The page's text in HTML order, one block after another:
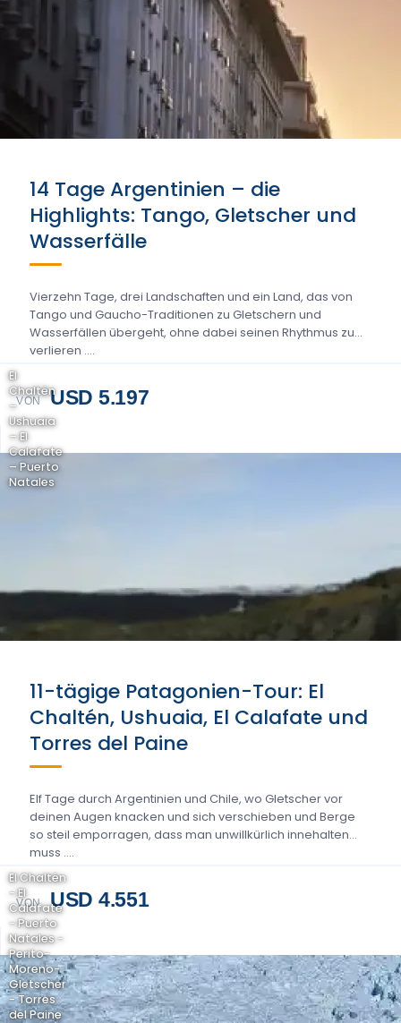
14 Tage Argentinien – die
Highlights: Tango, Gletscher und
Wasserfälle
Vierzehn Tage, drei Landschaften und ein Land, das von
Tango und Gaucho-Traditionen zu Gletschern und
Wasserfällen übergeht, ohne dabei seinen Rhythmus zu
verlieren ….
VON USD 5.197
El
Chaltén
–
Ushuaia
– El
Calafate
– Puerto
Natales
11-tägige Patagonien-Tour: El
Chaltén, Ushuaia, El Calafate und
Torres del Paine
Elf Tage durch Argentinien und Chile, wo Gletscher vor
deinen Augen knacken und sich verschieben und Berge
so steil emporragen, dass man unwillkürlich innehalten
muss ….
VON USD 4.551
El Chaltén
- El
Calafate
- Puerto
Natales -
Perito-
Moreno-
Gletscher
- Torres
del Paine